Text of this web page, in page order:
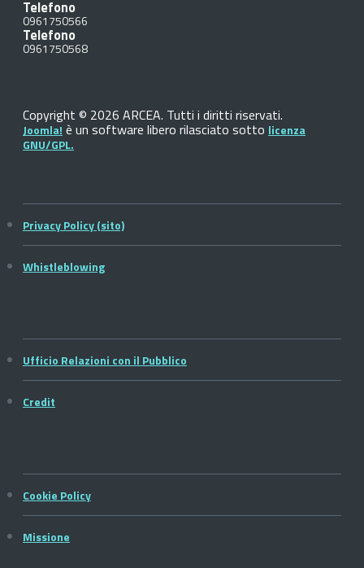
Telefono
0961750566
Telefono
0961750568
Copyright © 2026 ARCEA. Tutti i diritti riservati.
Joomla! è un software libero rilasciato sotto licenza
GNU/GPL.
Privacy Policy (sito)
Whistleblowing
Ufficio Relazioni con il Pubblico
Credit
Cookie Policy
Missione